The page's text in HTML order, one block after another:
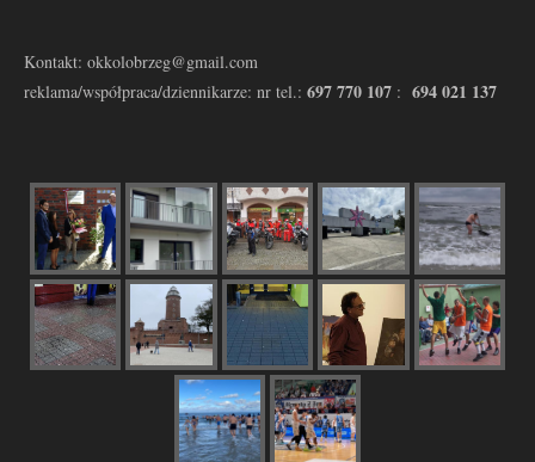
Kontakt: okkolobrzeg@gmail.com
reklama/współpraca/dziennikarze: nr tel.: 697 770 107 : 694 021 137